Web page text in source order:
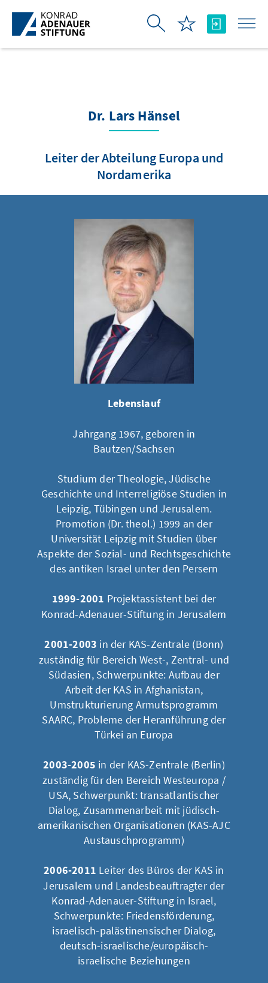
Skip to Main Content
Dr. Lars Hänsel
Leiter der Abteilung Europa und
Nordamerika
Lebenslauf
Jahrgang 1967, geboren in
Bautzen/Sachsen
Studium der Theologie, Jüdische
Geschichte und Interreligiöse Studien in
Leipzig, Tübingen und Jerusalem.
Promotion (Dr. theol.) 1999 an der
Universität Leipzig mit Studien über
Aspekte der Sozial- und Rechtsgeschichte
des antiken Israel unter den Persern
1999-2001 Projektassistent bei der
Konrad-Adenauer-Stiftung in Jerusalem
2001-2003 in der KAS-Zentrale (Bonn)
zuständig für Bereich West-, Zentral- und
Südasien, Schwerpunkte: Aufbau der
Arbeit der KAS in Afghanistan,
Umstrukturierung Armutsprogramm
SAARC, Probleme der Heranführung der
Türkei an Europa
2003-2005 in der KAS-Zentrale (Berlin)
zuständig für den Bereich Westeuropa /
USA, Schwerpunkt: transatlantischer
Dialog, Zusammenarbeit mit jüdisch-
amerikanischen Organisationen (KAS-AJC
Austauschprogramm)
2006-2011 Leiter des Büros der KAS in
Jerusalem und Landesbeauftragter der
Konrad-Adenauer-Stiftung in Israel,
Schwerpunkte: Friedensförderung,
israelisch-palästinensischer Dialog,
deutsch-israelische/europäisch-
israelische Beziehungen